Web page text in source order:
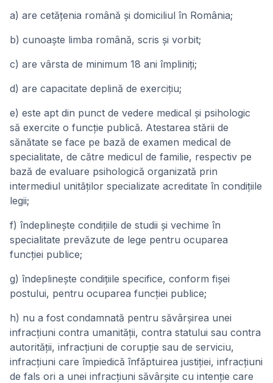
a) are cetăţenia română şi domiciliul în România;
b) cunoaşte limba română, scris şi vorbit;
c) are vârsta de minimum 18 ani împliniţi;
d) are capacitate deplină de exerciţiu;
e) este apt din punct de vedere medical şi psihologic
să exercite o funcţie publică. Atestarea stării de
sănătate se face pe bază de examen medical de
specialitate, de către medicul de familie, respectiv pe
bază de evaluare psihologică organizată prin
intermediul unităţilor specializate acreditate în condiţiile
legii;
f) îndeplineşte condiţiile de studii şi vechime în
specialitate prevăzute de lege pentru ocuparea
funcţiei publice;
g) îndeplineşte condiţiile specifice, conform fişei
postului, pentru ocuparea funcţiei publice;
h) nu a fost condamnată pentru săvârşirea unei
infracţiuni contra umanităţii, contra statului sau contra
autorităţii, infracţiuni de corupţie sau de serviciu,
infracţiuni care împiedică înfăptuirea justiţiei, infracţiuni
de fals ori a unei infracţiuni săvârşite cu intenţie care